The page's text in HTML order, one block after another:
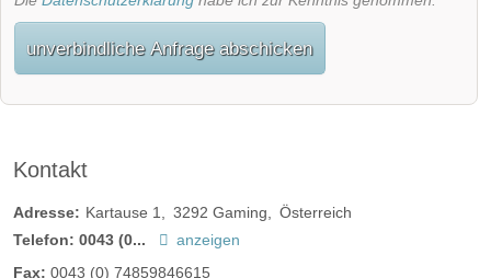
unverbindliche Anfrage abschicken
Kontakt
Adresse: Kartause 1 3292 Gaming
Österreich
Telefon: 0043 (0...
anzeigen
Fax: 0043 (0) 74859846615